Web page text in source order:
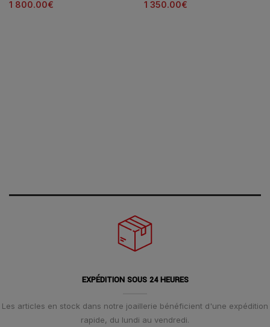
1 800.00€ 1 350.00€
EXPÉDITION SOUS 24 HEURES
Les articles en stock dans notre joaillerie bénéficient d'une expédition
rapide, du lundi au vendredi.